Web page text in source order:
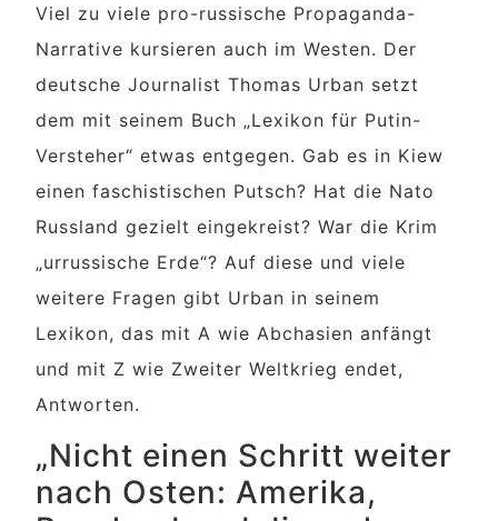
Viel zu viele pro-russische Propaganda-
Narrative kursieren auch im Westen. Der
deutsche Journalist Thomas Urban setzt
dem mit seinem Buch „Lexikon für Putin-
Versteher“ etwas entgegen. Gab es in Kiew
einen faschistischen Putsch? Hat die Nato
Russland gezielt eingekreist? War die Krim
„urrussische Erde“? Auf diese und viele
weitere Fragen gibt Urban in seinem
Lexikon, das mit A wie Abchasien anfängt
und mit Z wie Zweiter Weltkrieg endet,
Antworten.
„Nicht einen Schritt weiter
nach Osten: Amerika,